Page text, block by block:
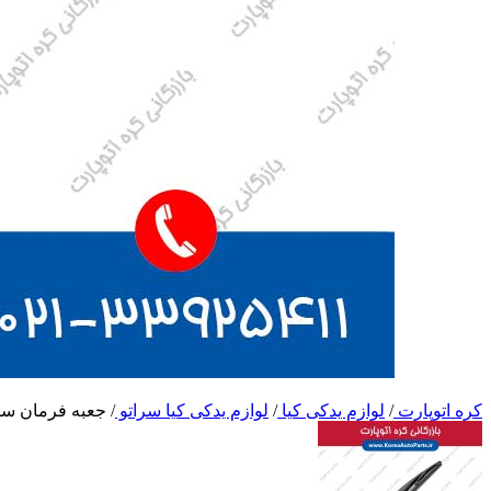
کره اتوپارت/ لوازم یدکی کیا/ لوازم یدکی کیا سراتو/ جعبه فرمان